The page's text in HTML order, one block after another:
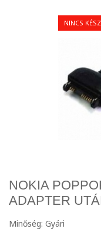
NINCS
NOKIA
ADAPTER
Minőség: Gyári